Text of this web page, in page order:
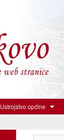
Ustrojstvo općine